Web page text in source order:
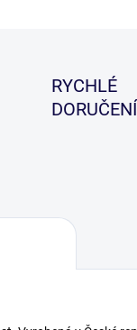
RYCHLÉ
DORUČENÍ